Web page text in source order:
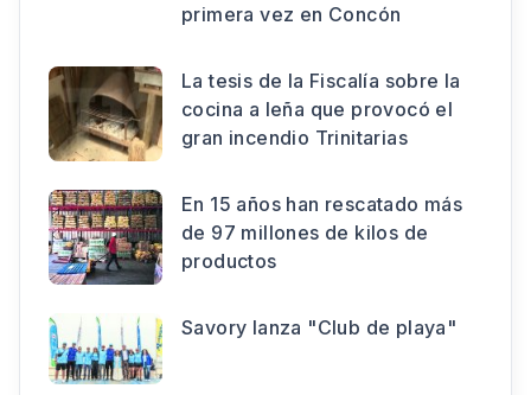
primera vez en Concón
La tesis de la Fiscalía sobre la
cocina a leña que provocó el
gran incendio Trinitarias
En 15 años han rescatado más
de 97 millones de kilos de
productos
Savory lanza "Club de playa"